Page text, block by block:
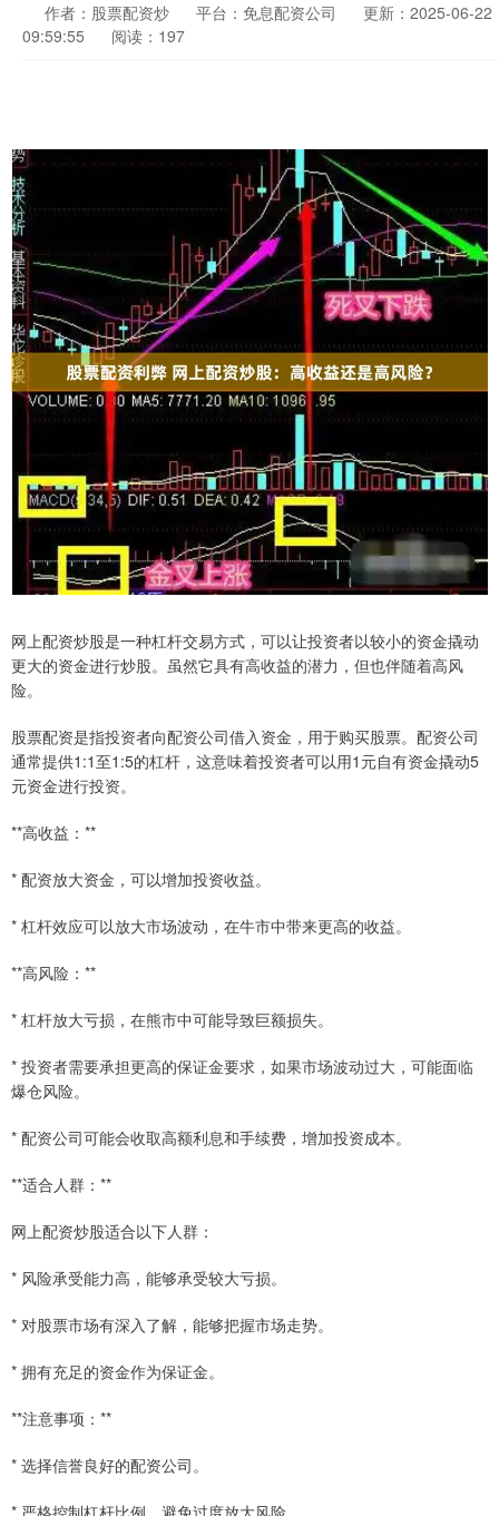
作者：股票配资炒 平台：免息配资公司
更新：2025-06-22
09:59:55
阅读：197
网上配资炒股是一种杠杆交易方式，可以让投资者以较小的资金撬动
更大的资金进行炒股。虽然它具有高收益的潜力，但也伴随着高风
险。
股票配资是指投资者向配资公司借入资金，用于购买股票。配资公司
通常提供1:1至1:5的杠杆，这意味着投资者可以用1元自有资金撬动5
元资金进行投资。
**高收益：**
* 配资放大资金，可以增加投资收益。
* 杠杆效应可以放大市场波动，在牛市中带来更高的收益。
**高风险：**
* 杠杆放大亏损，在熊市中可能导致巨额损失。
* 投资者需要承担更高的保证金要求，如果市场波动过大，可能面临
爆仓风险。
* 配资公司可能会收取高额利息和手续费，增加投资成本。
**适合人群：**
网上配资炒股适合以下人群：
* 风险承受能力高，能够承受较大亏损。
* 对股票市场有深入了解，能够把握市场走势。
* 拥有充足的资金作为保证金。
**注意事项：**
* 选择信誉良好的配资公司。
* 严格控制杠杆比例，避免过度放大风险。